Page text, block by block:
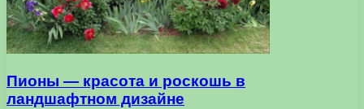
Пионы — красота и роскошь в
ландшафтном дизайне